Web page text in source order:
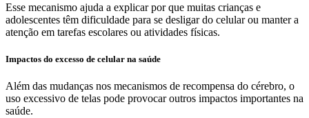
Esse mecanismo ajuda a explicar por que muitas crianças e
adolescentes têm dificuldade para se desligar do celular ou manter a
atenção em tarefas escolares ou atividades físicas.
Impactos do excesso de celular na saúde
Além das mudanças nos mecanismos de recompensa do cérebro, o
uso excessivo de telas pode provocar outros impactos importantes na
saúde.